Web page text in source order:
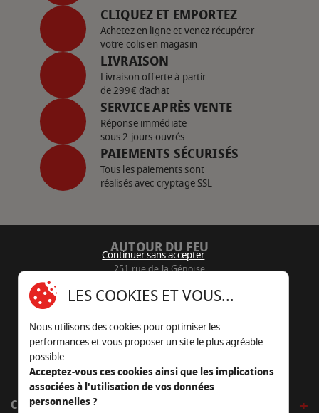
CLIQUEZ ET EMPORTEZ
Achetez en ligne et venez récupérer
votre colis en magasin
LIVRAISON
Livraison offerte à partir
de 299€ d’achat
SERVICE APRÈS VENTE
Réponse immédiate
sous 2 jours ouvrés
PAIEMENTS SÉCURISÉS
Tous les paiements sont
réalisés avec cryptage SSL
AUTOUR DU FEU
251 rue de la Génoise
05 45 22 98 09
Nous envoyer un e-mail
CÔTÉ OUTDOOR
Continuer sans accepter
LES COOKIES ET VOUS...
Nous utilisons des cookies pour optimiser les
performances et vous proposer un site le plus agréable
possible.
Acceptez-vous ces cookies ainsi que les implications
associées à l'utilisation de vos données
personnelles ?